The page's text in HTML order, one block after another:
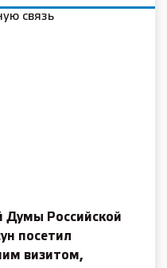
Думы Российской
посетил
визитом,